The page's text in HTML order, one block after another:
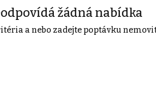
žádná nabídka
a nebo zadejte poptávku